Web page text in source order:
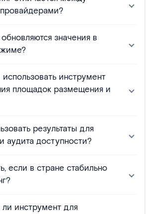
значения в
инструмент
площадок размещения и
результаты для
аудита доступности?
если в стране стабильно
инструмент для